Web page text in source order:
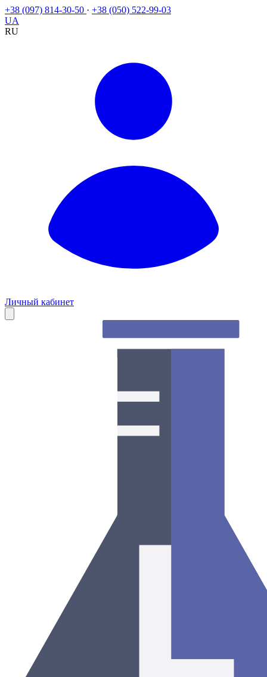
+38 (097) 814-30-50 · +38 (050) 522-99-03
UA
RU
Личный кабинет